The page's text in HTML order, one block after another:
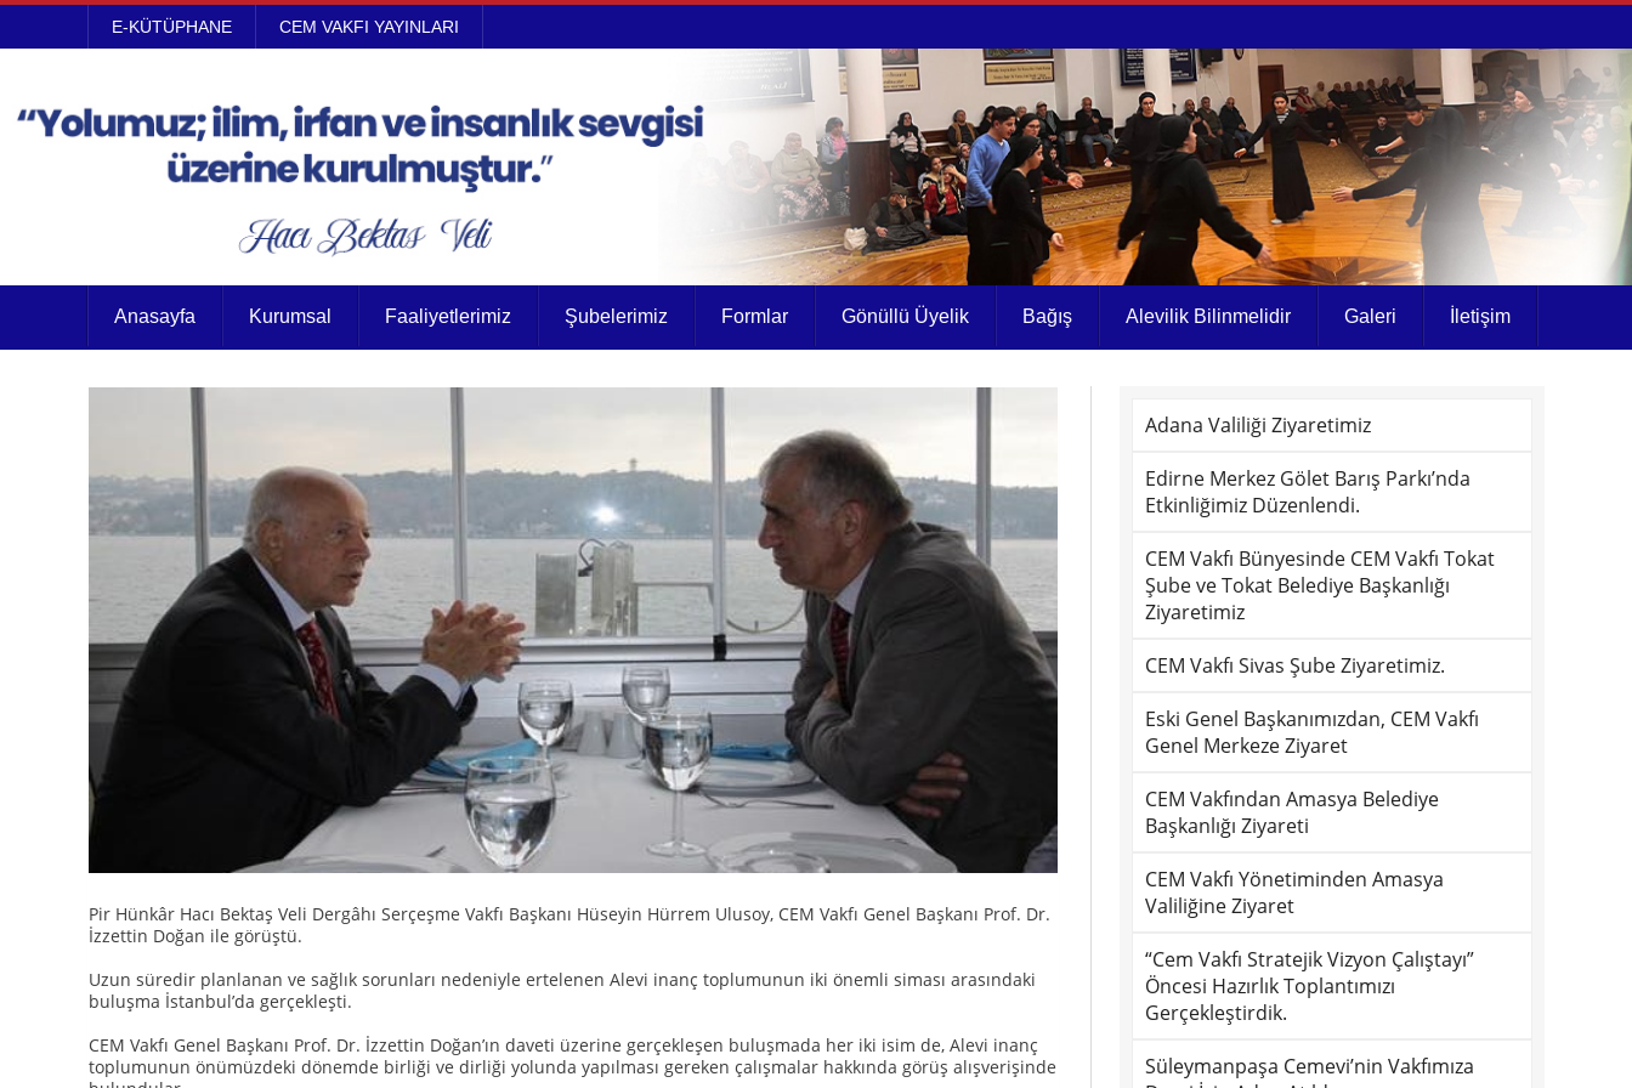
E-KÜTÜPHANE CEM VAKFI YAYINLARI
Anasayfa Kurumsal Faaliyetlerimiz Şubelerimiz Formlar Gönüllü Üyelik Bağış Alevilik Bilinmelidir Galeri İletişim
Pir Hünkâr Hacı Bektaş Veli Dergâhı Serçeşme Vakfı Başkanı Hüseyin Hürrem Ulusoy, CEM Vakfı Genel Başkanı Prof. Dr.
İzzettin Doğan ile görüştü.
Uzun süredir planlanan ve sağlık sorunları nedeniyle ertelenen Alevi inanç toplumunun iki önemli siması arasındaki
buluşma İstanbul’da gerçekleşti.
CEM Vakfı Genel Başkanı Prof. Dr. İzzettin Doğan’ın daveti üzerine gerçekleşen buluşmada her iki isim de, Alevi inanç
toplumunun önümüzdeki dönemde birliği ve dirliği yolunda yapılması gereken çalışmalar hakkında görüş alışverişinde
Adana Valiliği Ziyaretimiz
Edirne Merkez Gölet Barış Parkı’nda
Etkinliğimiz Düzenlendi.
CEM Vakfı Bünyesinde CEM Vakfı Tokat
Şube ve Tokat Belediye Başkanlığı
Ziyaretimiz
CEM Vakfı Sivas Şube Ziyaretimiz.
Eski Genel Başkanımızdan, CEM Vakfı
Genel Merkeze Ziyaret
CEM Vakfından Amasya Belediye
Başkanlığı Ziyareti
CEM Vakfı Yönetiminden Amasya
Valiliğine Ziyaret
“Cem Vakfı Stratejik Vizyon Çalıştayı”
Öncesi Hazırlık Toplantımızı
Gerçekleştirdik.
Süleymanpaşa Cemevi’nin Vakfımıza